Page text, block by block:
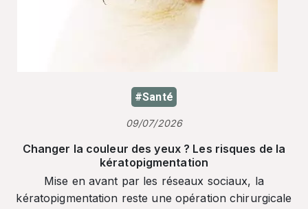
#Santé
09/07/2026
Changer la couleur des yeux ? Les risques de la
kératopigmentation
Mise en avant par les réseaux sociaux, la
kératopigmentation reste une opération chirurgicale